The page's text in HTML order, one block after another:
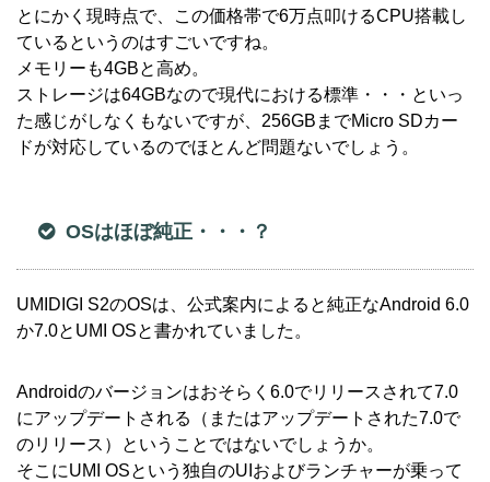
とにかく現時点で、この価格帯で6万点叩けるCPU搭載し
ているというのはすごいですね。
メモリーも4GBと高め。
ストレージは64GBなので現代における標準・・・といっ
た感じがしなくもないですが、256GBまでMicro SDカー
ドが対応しているのでほとんど問題ないでしょう。
OSはほぼ純正・・・？
UMIDIGI S2のOSは、公式案内によると純正なAndroid 6.0
か7.0とUMI OSと書かれていました。
Androidのバージョンはおそらく6.0でリリースされて7.0
にアップデートされる（またはアップデートされた7.0で
のリリース）ということではないでしょうか。
そこにUMI OSという独自のUIおよびランチャーが乗って